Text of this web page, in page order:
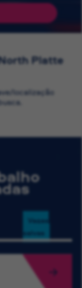
Platte
localização
Vagas
salvas